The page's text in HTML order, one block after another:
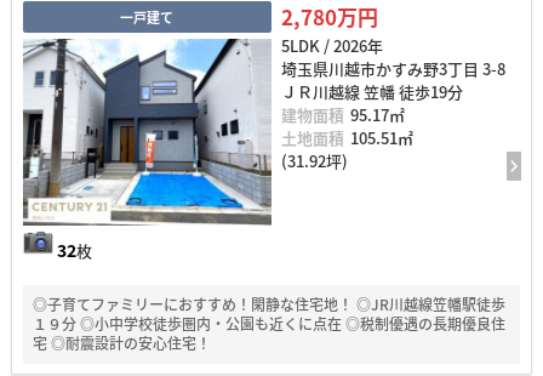
一戸建て
32枚
2,780万円
5LDK / 2026年
埼玉県川越市かすみ野3丁目 3-8
ＪＲ川越線 笠幡 徒歩19分
建物面積 95.17㎡
土地面積 105.51㎡
(31.92坪)
◎子育てファミリーにおすすめ！閑静な住宅地！ ◎JR川越線笠幡駅徒歩
１９分 ◎小中学校徒歩圏内・公園も近くに点在 ◎税制優遇の長期優良住
宅 ◎耐震設計の安心住宅！